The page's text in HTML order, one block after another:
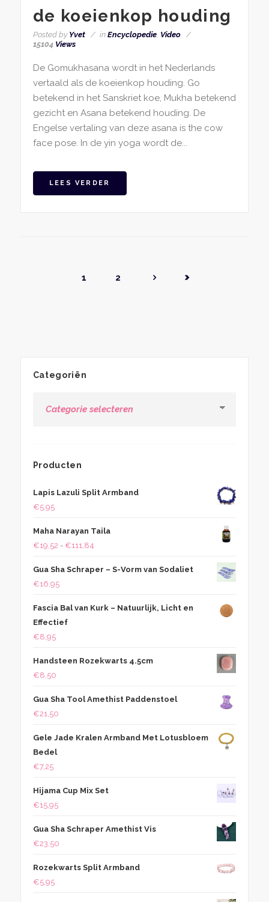
de koeienkop houding
Posted by Yvet in Encyclopedie, Video
15104Views
De Gomukhasana wordt in het Nederlands
vertaald als de koeienkop houding. Go
betekend in het Sanskriet koe, Mukha betekend
gezicht en Asana betekend houding. De
Engelse vertaling van deze asana is the cow
face pose. In de yin yoga wordt de...
LEES VERDER
1 2
Categoriën
Producten
Lapis Lazuli Split Armband
€5,95
Maha Narayan Taila
€19,52 - €111,84
tot
Gua Sha Schraper – S-Vorm van Sodaliet
€16,95
Fascia Bal van Kurk – Natuurlijk, Licht en
Effectief
€8,95
Handsteen Rozekwarts 4.5cm
€8,50
Gua Sha Tool Amethist Paddenstoel
€21,50
Gele Jade Kralen Armband Met Lotusbloem
Bedel
€7,25
Hijama Cup Mix Set
€15,95
Gua Sha Schraper Amethist Vis
€23,50
Rozekwarts Split Armband
€5,95